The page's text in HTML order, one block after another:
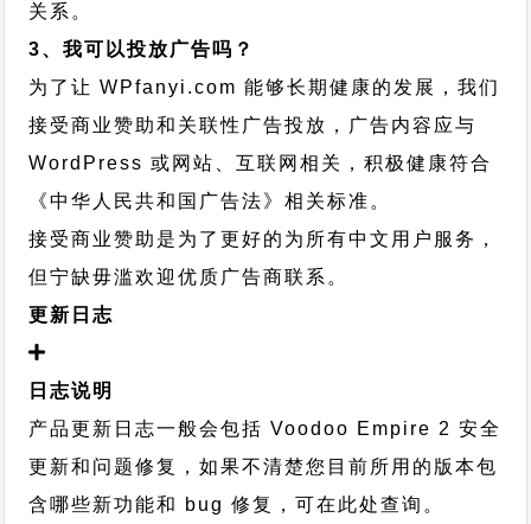
关系。
3、我可以投放广告吗？
为了让 WPfanyi.com 能够长期健康的发展，我们
接受商业赞助和关联性广告投放，广告内容应与
WordPress 或网站、互联网相关，积极健康符合
《中华人民共和国广告法》相关标准。
接受商业赞助是为了更好的为所有中文用户服务，
但宁缺毋滥欢迎优质广告商联系。
更新日志
日志说明
产品更新日志一般会包括 Voodoo Empire 2 安全
更新和问题修复，如果不清楚您目前所用的版本包
含哪些新功能和 bug 修复，可在此处查询。